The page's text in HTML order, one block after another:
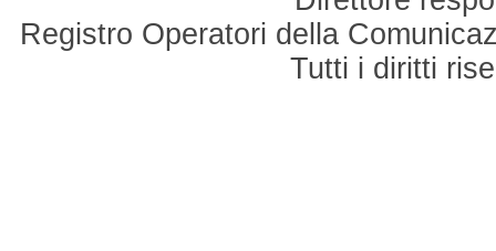
Registro Operatori della
Tutti i diritti